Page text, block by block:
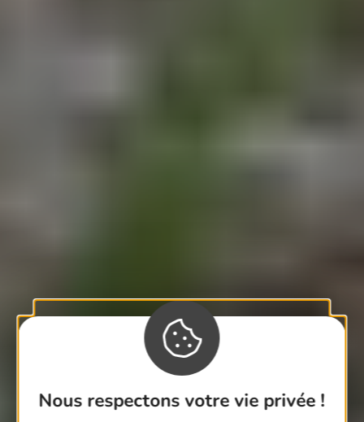
Nous respectons votre vie privée !